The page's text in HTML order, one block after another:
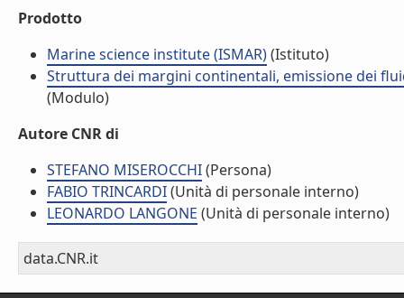
Prodotto
Marine science institute (ISMAR)(Istituto)
Struttura dei margini continentali, emissione dei
(Modulo)
Autore CNR di
STEFANO MISEROCCHI(Persona)
FABIO TRINCARDI(Unità di personale interno)
LEONARDO LANGONE (Unità di personale interno)
data.CNR.it